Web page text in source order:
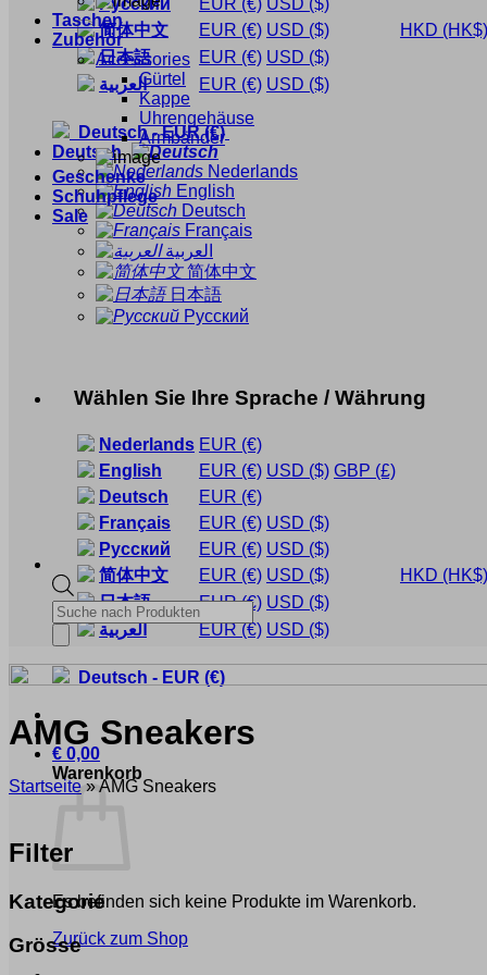
Русский EUR (€) USD ($)
简体中文
EUR (€) USD ($) HKD (HK$)
日本語
EUR (€) USD ($)
العربية
EUR (€) USD ($)
Deutsch-EUR (€)
Deutsch
Nederlands
English
Deutsch
Français
العربية
简体中文
日本語
Русский
Wählen Sie Ihre Sprache / Währung
Nederlands EUR (€)
English
EUR (€) USD ($) GBP (£)
Deutsch
EUR (€)
Français
EUR (€) USD ($)
Русский
EUR (€) USD ($)
简体中文
EUR (€) USD ($) HKD (HK$)
日本語
EUR (€) USD ($)
العربية
EUR (€) USD ($)
Deutsch - EUR (€)
€ 0,00
Warenkorb
Es befinden sich keine Produkte im Warenkorb.
Zurück zum Shop
Taschen
Zubehör
Accessories
Gürtel
Kappe
Uhrengehäuse
Armbänder
Geschenke
Schuhpflege
Sale
Products
search
AMG Sneakers
Startseite »AMG Sneakers
Filter
Kategorie
Grösse